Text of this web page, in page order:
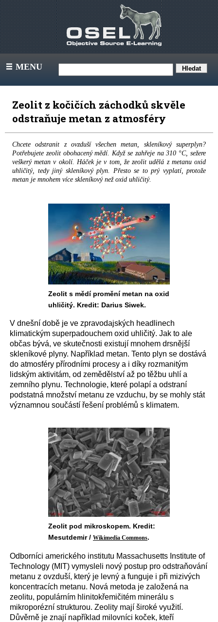
III MENU
Zeolit z kočičích záchodků skvěle
odstraňuje metan z atmosféry
Chcete odstranit z ovzduší všechen metan, skleníkový superplyn?
Potřebujete zeolit obohacený mědí. Když se zahřeje na 310 °C, sežere
veškerý metan v okolí. Háček je v tom, že zeolit udělá z metanu oxid
uhličitý, tedy jiný skleníkový plyn. Přesto se to prý vyplatí, protože
metan je mnohem více skleníkový než oxid uhličitý.
Zeolit s mědí promění metan na oxid
uhličitý. Kredit: Darius Siwek.
V dnešní době je ve zpravodajských headlinech
klimatickým superpadouchem oxid uhličitý. Jak to ale
občas bývá, ve skutečnosti existují mnohem drsnější
skleníkové plyny. Například metan. Tento plyn se dostává
do atmosféry přírodními procesy a i díky rozmanitým
lidským aktivitám, od zemědělství až po těžbu uhlí a
zemního plynu. Technologie, které polapí a odstraní
podstatná množství metanu ze vzduchu, by se mohly stát
významnou součástí řešení problémů s klimatem.
Zeolit pod mikroskopem. Kredit:
Mesutdemir / Wikimedia Commons.
Odborníci amerického institutu Massachusetts Institute of
Technology (MIT) vymysleli nový postup pro odstraňování
metanu z ovzduší, který je levný a funguje i při mizivých
koncentracích metanu. Nová metoda je založená na
zeolitu, populárním hlinitokřemičitém minerálu s
mikroporézní strukturou. Zeolity mají široké využití.
Důvěrně je znají například milovníci koček, kteří